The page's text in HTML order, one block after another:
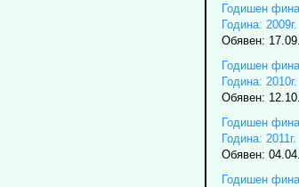
Годишен
Година: 2009г.
Обявен:
Годишен
Година: 2010г.
Обявен:
Годишен
Година: 2011г.
Обявен:
Годишен